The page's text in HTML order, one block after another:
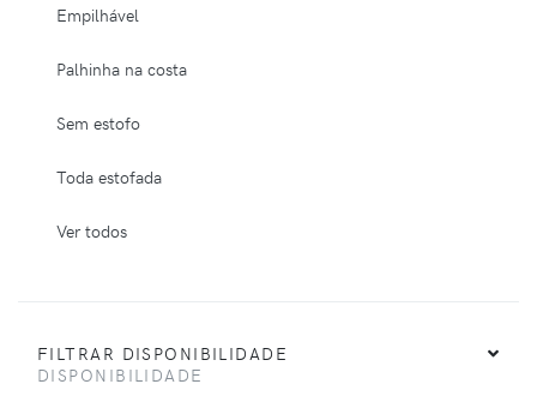
Empilhável
Palhinha na costa
Sem estofo
Toda estofada
Ver todos
FILTRAR DISPONIBILIDADE
DISPONIBILIDADE